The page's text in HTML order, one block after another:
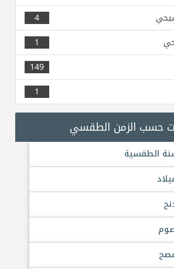
4
1
149
1
حسب الزمن الطقسي
الطقسية